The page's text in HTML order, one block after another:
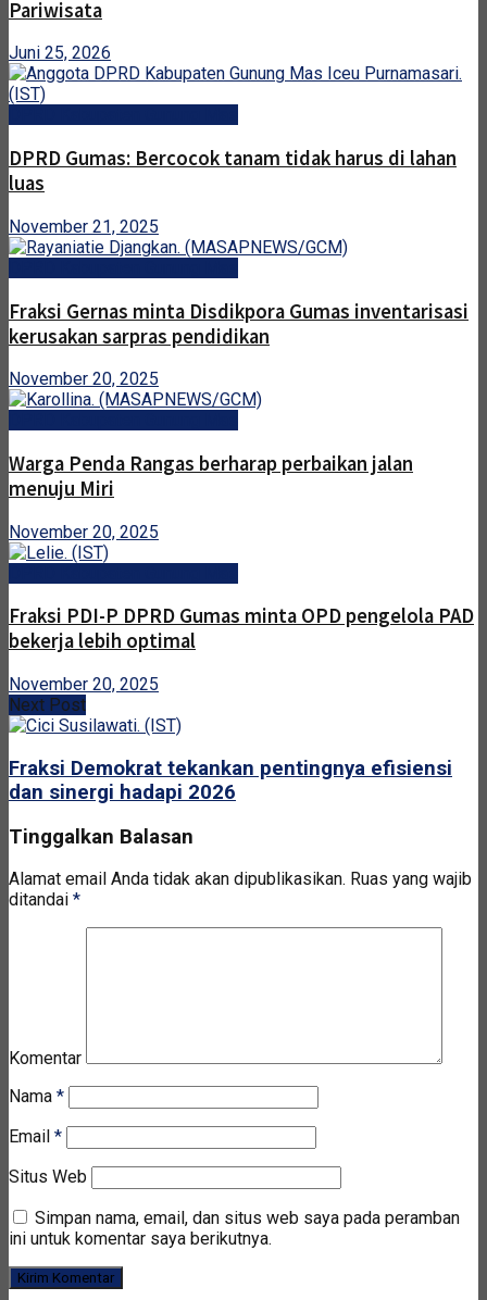
Pariwisata
Juni 25, 2026
DPRD Gumas: Bercocok tanam tidak harus di lahan
luas
November 21, 2025
Fraksi Gernas minta Disdikpora Gumas inventarisasi
kerusakan sarpras pendidikan
November 20, 2025
Warga Penda Rangas berharap perbaikan jalan
menuju Miri
November 20, 2025
Fraksi PDI-P DPRD Gumas minta OPD pengelola PAD
bekerja lebih optimal
November 20, 2025
Next Post
Fraksi Demokrat tekankan pentingnya efisiensi
dan sinergi hadapi 2026
Tinggalkan Balasan
Alamat email Anda tidak akan dipublikasikan. Ruas yang wajib
ditandai *
Komentar
Nama *
Email *
Situs Web
Simpan nama, email, dan situs web saya pada peramban
ini untuk komentar saya berikutnya.